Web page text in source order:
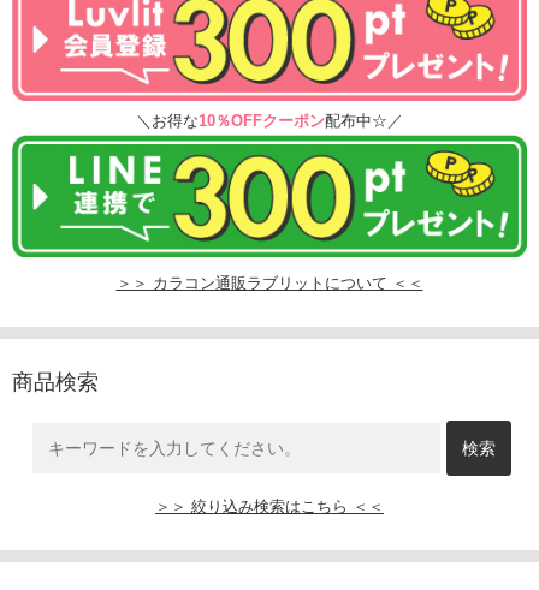
＼お得な10％OFFクーポン配布中☆／
＞＞ カラコン通販ラブリットについて ＜＜
商品検索
＞＞ 絞り込み検索はこちら ＜＜